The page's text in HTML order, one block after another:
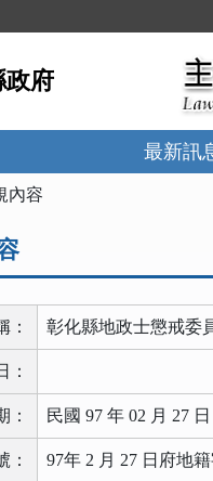
政府
最新訊
內容
： 彰化縣地政士懲戒委
：
： 民國 97 年 02 月 27 日
： 97年 2 月 27 日府地